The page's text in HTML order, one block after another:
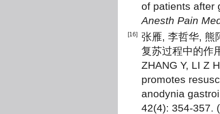
of patients after
Anesth Pain
[16]
张雁, 李哲华, 熊
复苏过程中的作
ZHANG Y, LI Z
promotes
anodynia
42(4): 354-357.